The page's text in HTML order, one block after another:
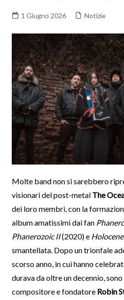
1 Giugno 2026 Notizie
Molte band non si sarebbero
visionari del post-metal The
dei loro membri, con la
album amatissimi dai fan
Phanerozoic II(2020) e Holocene
smantellata. Dopo un trionfale
scorso anno, in cui hanno
durava da oltre un decennio,
compositore e fondatore Robin